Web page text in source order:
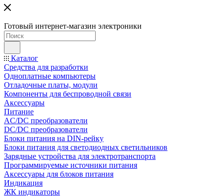
Готовый интернет-магазин электроники
Каталог
Средства для разработки
Одноплатные компьютеры
Отладочные платы, модули
Компоненты для беспроводной связи
Аксессуары
Питание
AC/DC преобразователи
DC/DC преобразователи
Блоки питания на DIN-рейку
Блоки питания для светодиодных светильников
Зарядные устройства для электротранспорта
Программируемые источники питания
Аксессуары для блоков питания
Индикация
ЖК индикаторы